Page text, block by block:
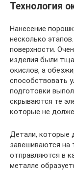
Технология
Нанесение
несколько
поверхности.
изделия были
окислов, а
способствовать
подготовки
скрываются те
которые не
Детали, которые
завешиваются на
отправляются в
металле